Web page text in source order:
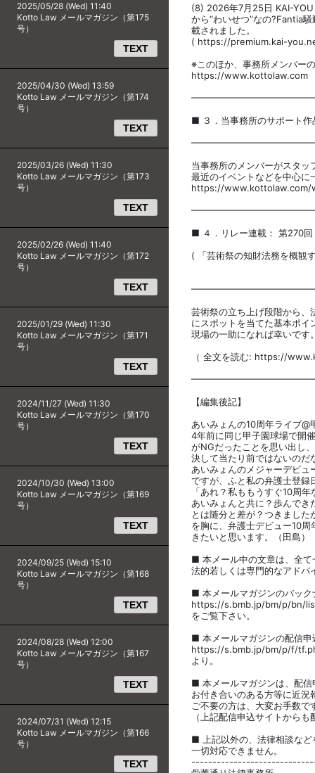
2025/05/28 (Wed) 11:40
Kotto Law メールマガジン（第175
号）
TEXT
2025/04/30 (Wed) 13:59
Kotto Law メールマガジン（第174
号）
TEXT
2025/03/26 (Wed) 11:30
Kotto Law メールマガジン（第173
号）
TEXT
2025/02/26 (Wed) 11:40
Kotto Law メールマガジン（第172
号）
TEXT
2025/01/29 (Wed) 11:30
Kotto Law メールマガジン（第171
号）
TEXT
2024/11/27 (Wed) 11:30
Kotto Law メールマガジン（第170
号）
TEXT
2024/10/30 (Wed) 13:00
Kotto Law メールマガジン（第169
号）
TEXT
2024/09/25 (Wed) 15:10
Kotto Law メールマガジン（第168
号）
TEXT
2024/08/28 (Wed) 12:00
Kotto Law メールマガジン（第167
号）
TEXT
2024/07/31 (Wed) 12:15
Kotto Law メールマガジン（第166
号）
TEXT
(8) 2026年7月25日 KAI-
から“わいせつ”なの?Fantia
載されました。
( https://premium.kai-
※このほか、事務所メンバー
https://www.kottolaw.com
■ ３．当事務所のサポート作
当事務所のメンバーがスタッ
最近のイベントなどを中心に
https://www.kottolaw.com/
■ ４．リレー連載： 第270回
( 「芸術祭の知財法務を概観
芸術祭の立ち上げ段階から、
にスポットを当てた基本ポ
現場の一助になれば幸いです
（ 全文を読む: https://
【編集後記】
あいみょんの10周年ライブ
4年前に同じ甲子園球場で開
がNGだったことを思い出し
決して当たり前ではないのだ
あいみょんのメジャーデビュ
ですが、ふと私の弁護士登録
「あれ？私ももうすぐ10周
あいみょんと共に？歩んで
とは随分と差が？つきまし
を胸に、弁護士デビュー10
きたいと思います。（田島）
■ 本メール中の文章は、全て
法的若しくは専門的なアドバ
■ 本メールマガジンのバック
https://s.bmb.jp/bm/p/bn/
をご覧下さい。
■ 本メールマガジンの配信申
https://s.bmb.jp/bm/p/f/
より。
■ 本メールマガジンは、配信
お付き合いのある方等に近
ご不要の方は、大変お手数
（上記配信申込サイトから
■ 上記以外の、法律相談など
一切対応できません。